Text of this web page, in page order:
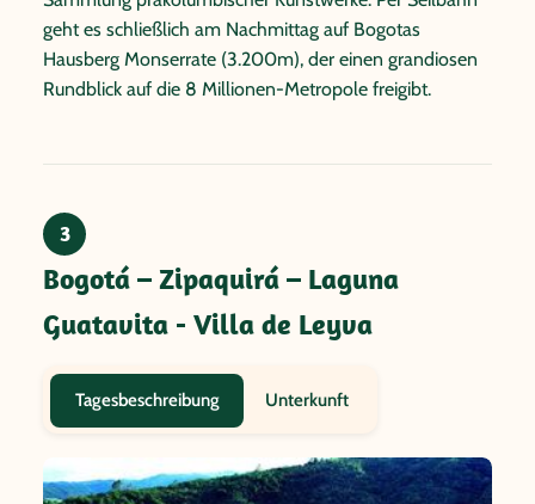
geht es schließlich am Nachmittag auf Bogotas
Hausberg Monserrate (3.200m), der einen grandiosen
Rundblick auf die 8 Millionen-Metropole freigibt.
3
Bogotá – Zipaquirá – Laguna
Guatavita - Villa de Leyva
Tagesbeschreibung Unterkunft